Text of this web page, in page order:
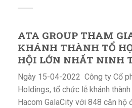
ATA GROUP THAM
KHÁNH THÀNH TỔ
HỘI LỚN NHẤT NINH
Ngày 15-04-2022 Công ty Cổ
Holdings, tổ chức lễ khánh
Hacom GalaCity với 848 căn